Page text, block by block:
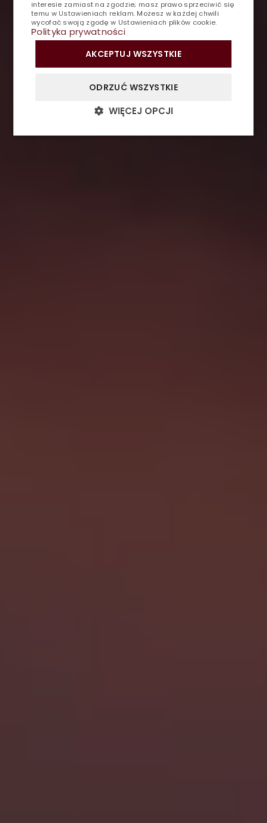
RESTAURACJA
SPA
GALERIA
KONTAKT
interesie zamiast na zgodzie; masz prawo sprzeciwić się
temu wUstawieniach reklam. Możesz w każdej chwili
wycofać swoją zgodę w Ustawieniach plików cookie.
Polityka prywatności
AKCEPTUJ WSZYSTKIE
ODRZUĆ WSZYSTKIE
WIĘCEJ OPCJI